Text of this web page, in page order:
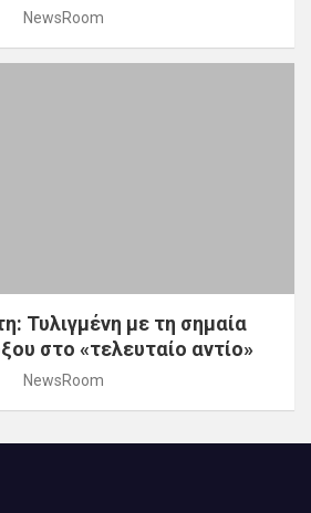
NewsRoom
Τυλιγμένη με τη σημαία
στο «τελευταίο αντίο»
NewsRoom